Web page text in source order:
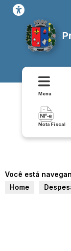
Menu
Nota Fiscal
Você está
Home